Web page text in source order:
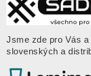
Jsme zde pro Vás
slovenských a